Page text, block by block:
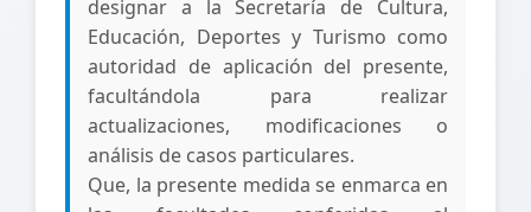
designar a la Secretaría de Cultura,
Educación, Deportes y Turismo como
autoridad de aplicación del presente,
facultándola para realizar
actualizaciones, modificaciones o
análisis de casos particulares.
Que, la presente medida se enmarca en